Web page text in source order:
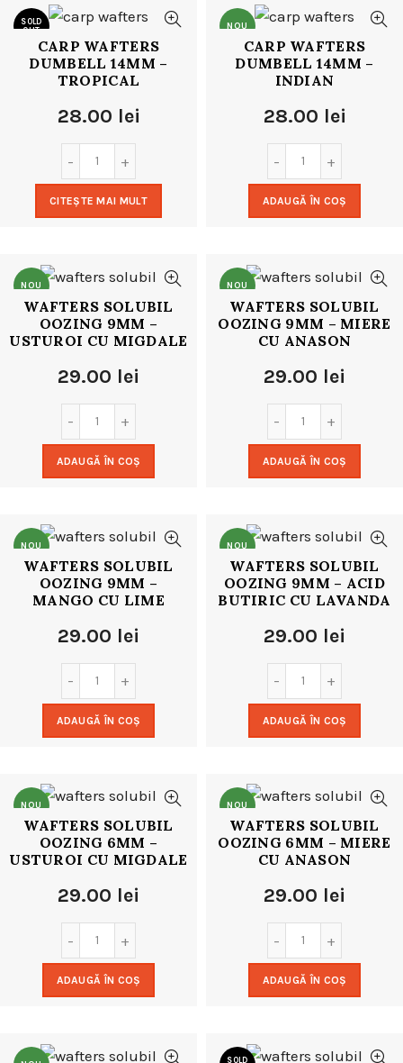
SOLD
OUT
NOU
CARP WAFTERS
DUMBELL 14MM –
TROPICAL
28.00 lei
CITEȘTE MAI MULT
NOU
CARP WAFTERS
DUMBELL 14MM –
INDIAN
28.00 lei
ADAUGĂ ÎN COȘ
NOU
WAFTERS SOLUBIL
OOZING 9MM –
USTUROI CU MIGDALE
29.00 lei
ADAUGĂ ÎN COȘ
NOU
WAFTERS SOLUBIL
OOZING 9MM – MIERE
CU ANASON
29.00 lei
ADAUGĂ ÎN COȘ
NOU
WAFTERS SOLUBIL
OOZING 9MM –
MANGO CU LIME
29.00 lei
ADAUGĂ ÎN COȘ
NOU
WAFTERS SOLUBIL
OOZING 9MM – ACID
BUTIRIC CU LAVANDA
29.00 lei
ADAUGĂ ÎN COȘ
NOU
WAFTERS SOLUBIL
OOZING 6MM –
USTUROI CU MIGDALE
29.00 lei
ADAUGĂ ÎN COȘ
NOU
WAFTERS SOLUBIL
OOZING 6MM – MIERE
CU ANASON
29.00 lei
ADAUGĂ ÎN COȘ
SOLD